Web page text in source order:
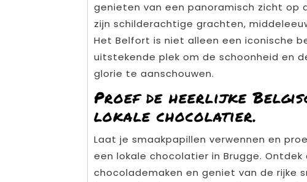
genieten van een panoramisch zicht op
zijn schilderachtige grachten,
Het Belfort is niet alleen een iconische
uitstekende plek om de schoonheid en
glorie te aanschouwen.
Proef de heerlijke
lokale chocolatier.
Laat je smaakpapillen verwennen en
een lokale chocolatier in Brugge.
chocolademaken en geniet van de rijke